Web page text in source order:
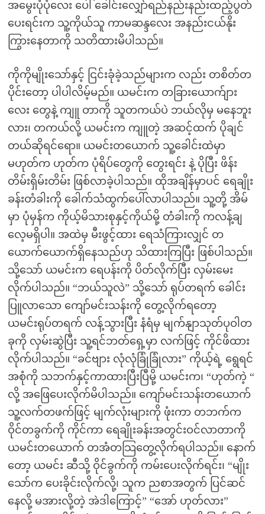
အမွေးပုံပုံလေး ပေါ် ခေါင်းလျှော်ရည်နည်းနည်းထည့်ပွတ်
ပေးရင်းက သူ့ကိုယ်သူ ကာမဆန္ဒလေး အနည်းငယ်နိုး
ကြွားနေတာကို သတိထားမိပါသည်။
ကိုကိုမျိုးသော်နှင့် ငြင်းခုံခဲ့သည်များက လည်း တစိတ်တ
ပိုင်းတော့ ပါပါလိမ့်မည်။ ယမင်းက တခြားယောက်ျား
လေး တွေနဲ့ ကျူ တာကို သူတကယ်ပဲ ဘယ်လိုမှ မနေဘူး
လား၊ တကယ်လို့ ယမင်းက ကျူတဲ့ အဆင့်ထက် ပိုချင်
တယ်ဆိုရင်ရော။ ယမင်းတယောက် သူ့ခေါင်းထဲမှာ
မဟုတ်က ဟုတ်က ပုံရိပ်တွေကို တွေးရင်း နဲ့ ပိုပြီး ဖိန်း
တိမ်းရှိမ်းတိမ်း ဖြစ်လာခဲ့ပါသည်။ ထိုအချိန်မှာပင် ရေချိုး
ခန်းတံခါးကို ခေါက်သံထွက်ပေါ်လာပါသည်။ သူ့တို့ အိမ်
မှာ ပုံမှန်က ကိုယ့်မိသားစုနှင့်ကိုယ်မို့ တံခါးကို ကလန့်ချ
လေ့မရှိပါ။ အထဲမှ မီးဖွင့်ထား ရေသံကြားလျှင် တ
ယောက်ယောက်ရှိနေသည်ဟု သိထားကြပြီး ဖြစ်ပါသည်။
သို့သော် ယမင်းက ရေပန်းကို ပိတ်လိုက်ပြီး လှမ်းမေး
လိုက်ပါသည်။ “ဘယ်သူလဲ” သို့သော် ရုပ်တရက် ခေါင်း
ပြူလာသော ကျော်မင်းသန်းကို တွေ့လိုက်ရတော့
ယမင်းရုပ်တရက် လန့်သွားပြီး နံရံမှ မျက်နျာသုတ်ပုဝါတ
ခုကို လှမ်းဆွဲပြီး သူ့ရင်ဘတ်ရှေ့မှာ လက်ဖြင့် ကိုင်ဖိထား
လိုက်ပါသည်။ “ခင်ဗျား လုံလုံခြုံခြုံလား” ကိုယ့်ရဲ့ ရွေရင်
အစုံကို သဘက်နှင့်ကာထားပြီးပြီမို့ ယမင်းက၊ “ဟုတ်ကဲ့ “
လို့ အဖြေပေးလိုက်မိပါသည်။ ကျော်မင်းသန်းတယောက်
သူ့လက်တဖက်ဖြင့် မျက်လုံးများကို ဖုံးကာ တဘက်က
ဝိုင်တခွက်ကို ကိုင်ကာ ရေချိုးခန်းအတွင်းဝင်လာတာကို
ယမင်းတယောက် တအံတသြတွေ့လိုက်ရပါသည်။ နောက်
တော့ ယမင်း ဆီသို့ ဝိုင်ခွက်ကို ကမ်းပေးလိုက်ရင်း၊ “မျိုး
သော်က ပေးခိုင်းလိုက်လို့၊ သူက ညစာအတွက် ပြင်ဆင်
နေလို့ မအားလို့တဲ့ အဲဒါကြောင့်” “အော် ဟုတ်လား”